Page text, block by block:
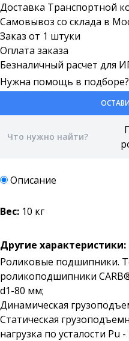
Доставка Транспортной
Самовывоз со склада в
Заказ от 1 штуки
Оплата заказа
Безналичный расчет для
Нужна помощь в подборе?
Описание
Вес: 10 кг
Другие характеристики:
Роликовые подшипники.
роликоподшипники
d1-80 мм;
Динамическая
Статическая
нагрузка по усталости Pu